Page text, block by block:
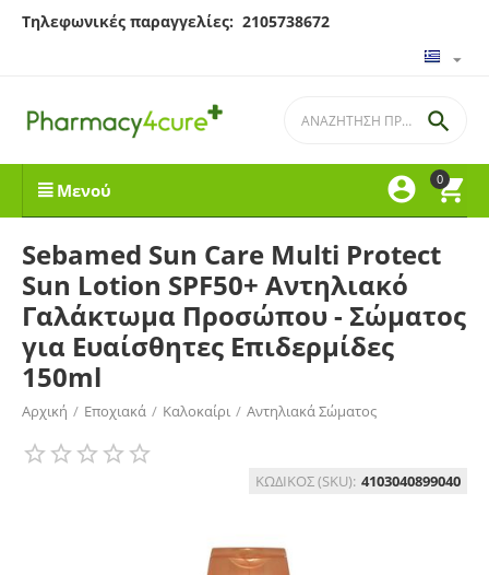
Τηλεφωνικές παραγγελίες: 2105738672
0



Μενού
Sebamed Sun Care Multi Protect
Sun Lotion SPF50+ Αντηλιακό
Γαλάκτωμα Προσώπου - Σώματος
για Ευαίσθητες Επιδερμίδες
150ml
Αρχική / Εποχιακά / Καλοκαίρι / Αντηλιακά Σώματος
ΚΩΔΙΚΟΣ (SKU): 4103040899040